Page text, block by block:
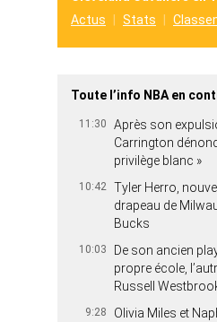
Actus
Stats
Toute l’info NBA en
11:30
Après son
Carrington
privilège blanc »
10:42 Tyler Herro,
drapeau de
Bucks
10:03
De son ancien
propre école,
Russell
9:28
Olivia Miles et